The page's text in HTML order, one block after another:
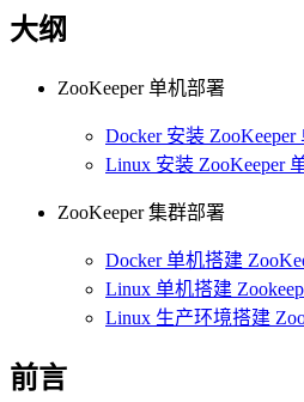
大纲
ZooKeeper 单机部署
Docker 安装 ZooKeeper
Linux 安装 ZooKeeper
ZooKeeper 集群部署
Docker 单机搭建
Linux 单机搭建
Linux 生产环境搭建
前言